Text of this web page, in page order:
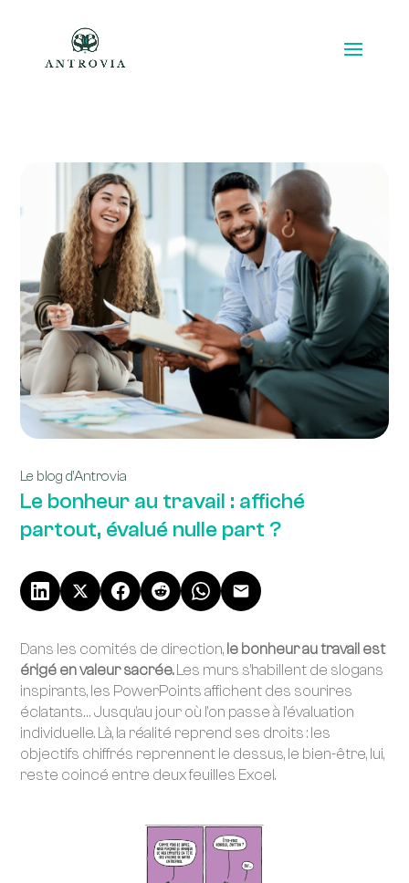
Le blog d’Antrovia
Le bonheur au travail : affiché
partout, évalué nulle part ?
Dans les comités de direction, le bonheur au travail est
érigé en valeur sacrée. Les murs s’habillent de slogans
inspirants, les PowerPoints affichent des sourires
éclatants… Jusqu’au jour où l’on passe à l’évaluation
individuelle. Là, la réalité reprend ses droits : les
objectifs chiffrés reprennent le dessus, le bien-être, lui,
reste coincé entre deux feuilles Excel.